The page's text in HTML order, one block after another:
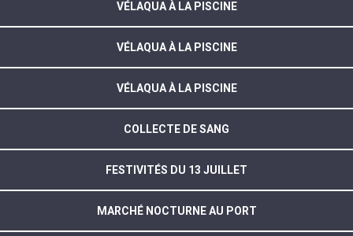
VÉLAQUA À LA PISCINE
VÉLAQUA À LA PISCINE
VÉLAQUA À LA PISCINE
COLLECTE DE SANG
FESTIVITÉS DU 13 JUILLET
MARCHÉ NOCTURNE AU PORT